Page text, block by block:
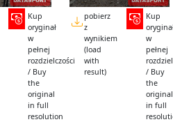
Kup
oryginał
w
pełnej
rozdzielczości
/ Buy
the
original
in full
resolution
pobierz
z
wynikiem
(load
with
result)
Kup
w
pełnej
/ Buy
the
original
in full